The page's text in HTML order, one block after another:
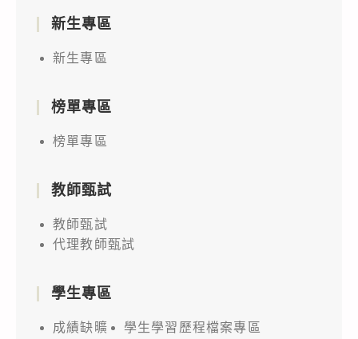
新生專區
新生專區
榜單專區
榜單專區
教師甄試
教師甄試
代理教師甄試
學生專區
成績缺曠
學生學習歷程檔案專區